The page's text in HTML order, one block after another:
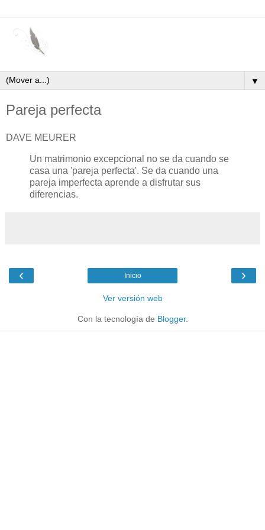
▼
Pareja perfecta
DAVE MEURER
Un matrimonio excepcional no se da cuando se
casa una 'pareja perfecta'. Se da cuando una
pareja imperfecta aprende a disfrutar sus
diferencias.
‹ ›
Inicio
Ver versión web
Con la tecnología de Blogger.